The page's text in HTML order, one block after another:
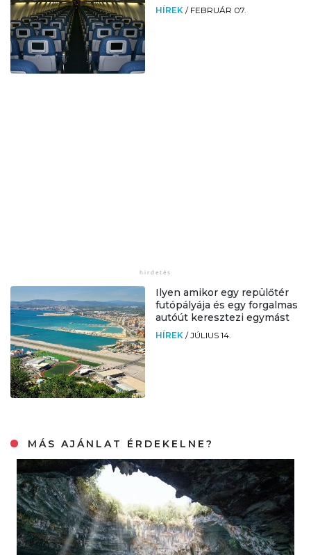
HÍREK / FEBRUÁR 07.
Ilyen amikor egy repülőtér
futópályája és egy forgalmas
autóút keresztezi egymást
HÍREK /JÚLIUS 14.
MÁS AJÁNLAT ÉRDEKELNE?